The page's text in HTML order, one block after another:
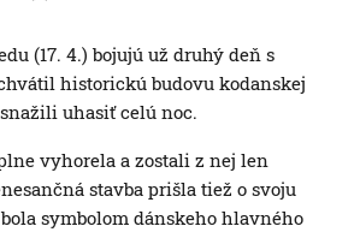
(17. 4.) bojujú už druhý deň s
historickú budovu kodanskej
uhasiť celú noc.
vyhorela a zostali z nej len
stavba prišla tiež o svoju
symbolom dánskeho hlavného